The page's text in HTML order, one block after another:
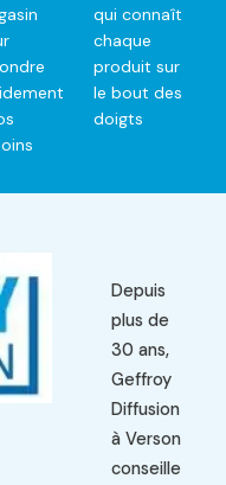
qui connaît
chaque
produit sur
le bout des
doigts
Depuis
plus de
30 ans,
Geffroy
Diffusion
à Verson
conseille